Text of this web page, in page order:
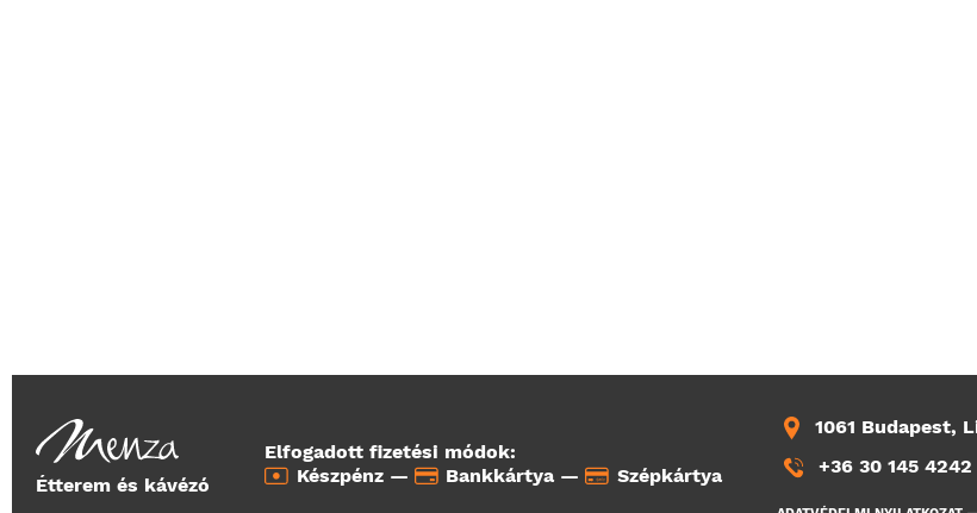
Étterem és kávézó
Elfogadott fizetési módok:
Készpénz —
Bankkártya — Szépkártya
1061 Budapest,
+36 30 145 4242